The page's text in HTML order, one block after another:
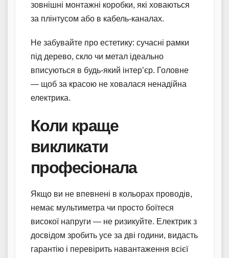
зовнішні монтажні коробки, які ховаються
за плінтусом або в кабель-каналах.
Не забувайте про естетику: сучасні рамки
під дерево, скло чи метал ідеально
вписуються в будь-який інтер’єр. Головне
— щоб за красою не ховалася ненадійна
електрика.
Коли краще
викликати
професіонала
Якщо ви не впевнені в кольорах проводів,
немає мультиметра чи просто боїтеся
високої напруги — не ризикуйте. Електрик з
досвідом зробить усе за дві години, видасть
гарантію і перевірить навантаження всієї